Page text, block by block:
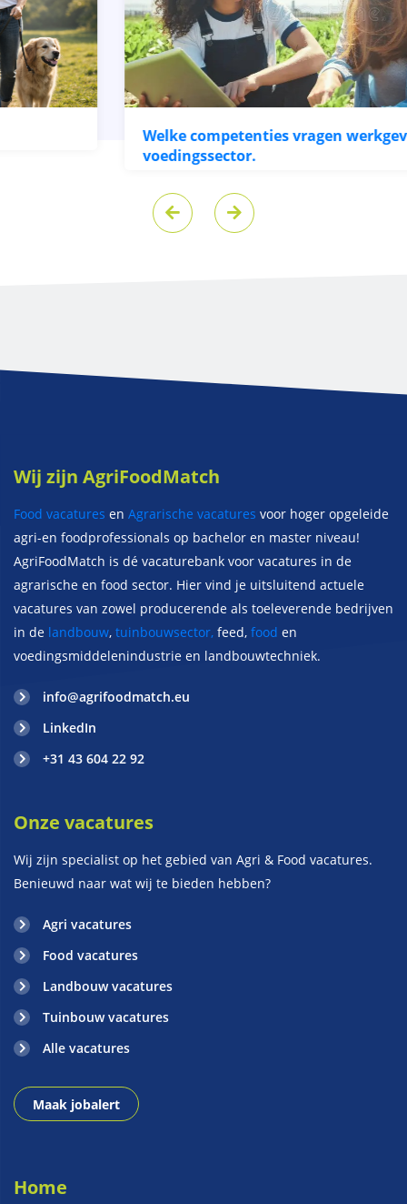
Welke competenties vragen werkgevers in de
voedingssector.
Wij zijn AgriFoodMatch
Food vacatures en Agrarische vacatures voor hoger opgeleide
agri-en foodprofessionals op bachelor en master niveau!
AgriFoodMatch is dé vacaturebank voor vacatures in de
agrarische en food sector. Hier vind je uitsluitend actuele
vacatures van zowel producerende als toeleverende bedrijven
in de landbouw, tuinbouwsector, feed, food en
voedingsmiddelenindustrie en landbouwtechniek.
info@agrifoodmatch.eu
LinkedIn
+31 43 604 22 92
Onze vacatures
Wij zijn specialist op het gebied van Agri & Food vacatures.
Benieuwd naar wat wij te bieden hebben?
Agri vacatures
Food vacatures
Landbouw vacatures
Tuinbouw vacatures
Alle vacatures
Maak jobalert
Home